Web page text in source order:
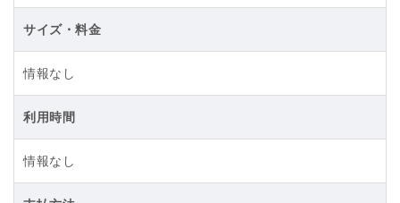
サイズ・料金
情報なし
利用時間
情報なし